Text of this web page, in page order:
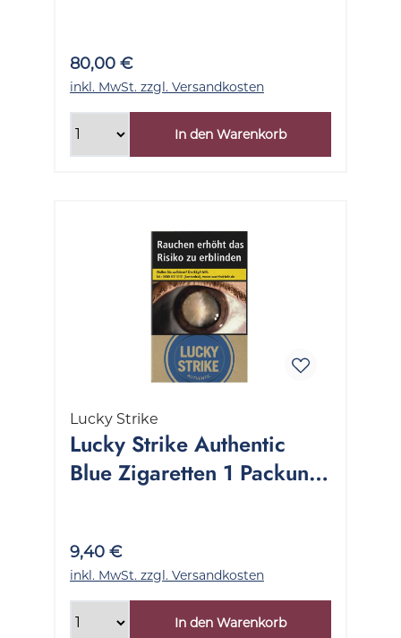
80,00 €
inkl. MwSt. zzgl. Versandkosten
In den Warenkorb
Lucky Strike
Lucky Strike Authentic
Blue Zigaretten 1 Packung
9,40 €
inkl. MwSt. zzgl. Versandkosten
In den Warenkorb